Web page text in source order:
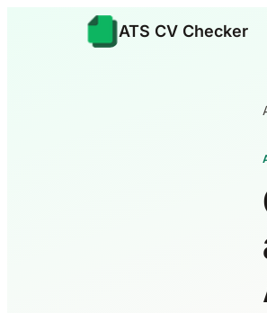
ATS CV Checker